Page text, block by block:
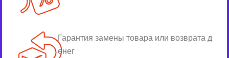
Гарантия замены товара или возврата д
енег